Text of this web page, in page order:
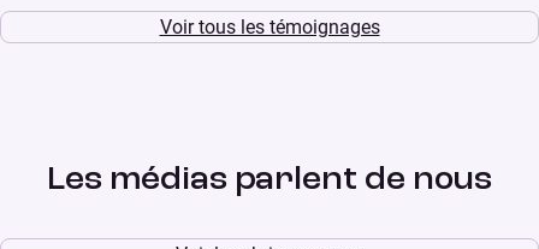
Voir tous les témoignages
Les médias parlent de nous